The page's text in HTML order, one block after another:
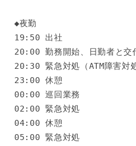
◆夜勤
19:50 出社
20:00 勤務開始、日勤者と交
20:30 緊急対処（ATM障害対
23:00 休憩
00:00 巡回業務
02:00 緊急対処
04:00 休憩
05:00 緊急対処